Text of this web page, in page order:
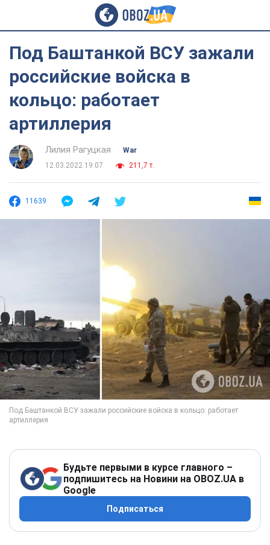
Под Баштанкой ВСУ зажали
российские войска в
кольцо: работает
артиллерия
Лилия Рагуцкая
War
12.03.2022 19:07
211,7 т.
11639
Будьте первыми в курсе главного –
подпишитесь на Новини на OBOZ.UA в
Google
Подписаться